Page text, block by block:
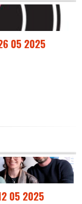
05 2025
05 2025